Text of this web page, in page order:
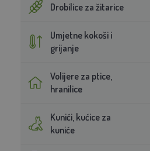
Drobilice za žitarice
Umjetne kokoši i
grijanje
Volijere za ptice,
hranilice
Kunići, kućice za
kuniće